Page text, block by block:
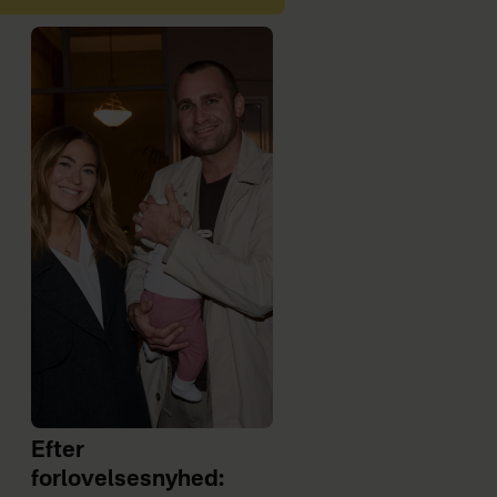
Efter
forlovelsesnyhed: